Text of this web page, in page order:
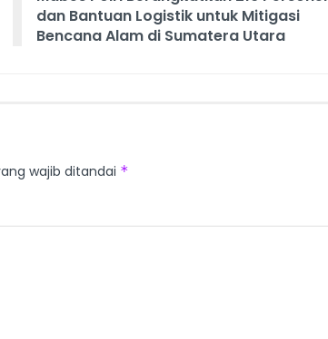
dan Bantuan Logistik untuk Mitigasi
Bencana Alam di Sumatera Utara
wajib ditandai *